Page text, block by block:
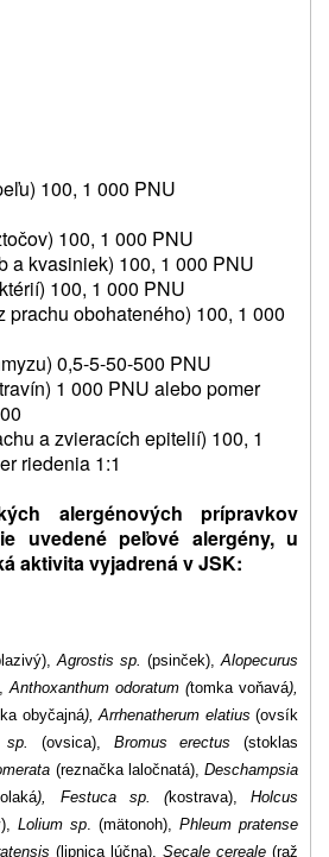
100, 1 000 PNU
100, 1 000 PNU
a kvasiniek) 100, 1 000 PNU
100, 1 000 PNU
prachu obohateného) 100, 1 000
0,5-5-50-500 PNU
1 000 PNU alebo pomer
a zvieracích epitelií) 100, 1
riedenia 1:1
alergénových prípravkov
uvedené peľové alergény, u
aktivita vyjadrená v JSK:
Agrostis sp. (psinček), Alopecurus
Anthoxanthum odoratum (tomka voňavá),
obyčajná), Arrhenatherum elatius (ovsík
(ovsica), Bromus erectus
(stoklas
(reznačka laločnatá), Deschampsia
), Festuca sp. (kostrava),
Holcus
Lolium sp . (mätonoh),
Phleum pratense
(lipnica lúčna), Secale cereale (raž